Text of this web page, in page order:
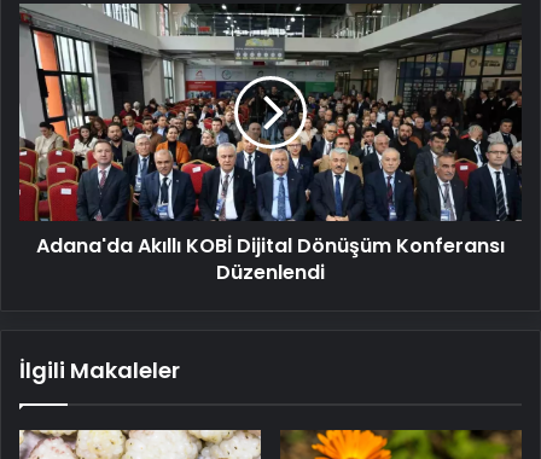
Adana'da
Akıllı
KOBİ
Dijital
Dönüşüm
Konferansı
Düzenlendi
Adana'da Akıllı KOBİ Dijital Dönüşüm Konferansı
Düzenlendi
İlgili Makaleler